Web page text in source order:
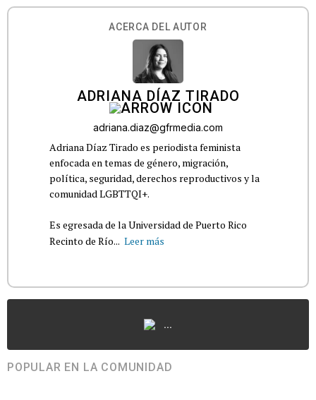
ACERCA DEL AUTOR
ADRIANA DÍAZ TIRADO
adriana.diaz@gfrmedia.com
Adriana Díaz Tirado es periodista feminista
enfocada en temas de género, migración,
política, seguridad, derechos reproductivos y la
comunidad LGBTTQI+.
Es egresada de la Universidad de Puerto Rico
Recinto de Río... Leer más
...
POPULAR EN LA COMUNIDAD